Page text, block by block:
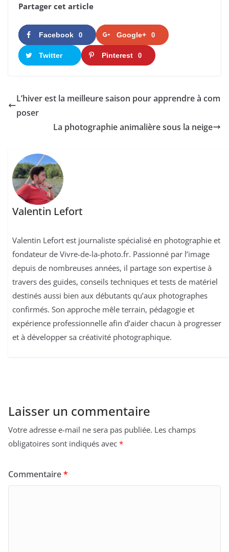
Partager cet article
Facebook 0 Google+ 0
Twitter Pinterest 0
L’hiver est la meilleure saison pour apprendre à com
poser
La photographie animalière sous la neige
Valentin Lefort
Valentin Lefort est journaliste spécialisé en photographie et
fondateur de Vivre-de-la-photo.fr. Passionné par l’image
depuis de nombreuses années, il partage son expertise à
travers des guides, conseils techniques et tests de matériel
destinés aussi bien aux débutants qu’aux photographes
confirmés. Son approche mêle terrain, pédagogie et
expérience professionnelle afin d’aider chacun à progresser
et à développer sa créativité photographique.
Laisser un commentaire
Votre adresse e-mail ne sera pas publiée. Les champs
obligatoires sont indiqués avec *
Commentaire*